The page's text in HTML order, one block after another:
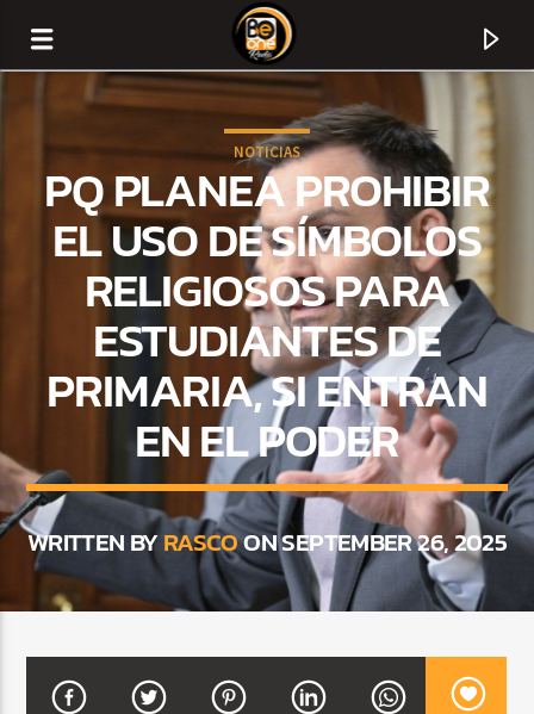
CURRENT TRACK
TITLE
ARTIST
BACHATA PARA EL CAMINO
5:00 PM 7:00 PM
NOTICIAS
PQ PLANEA PROHIBIR
EL USO DE SÍMBOLOS
RELIGIOSOS PARA
ESTUDIANTES DE
PRIMARIA, SI ENTRAN
EN EL PODER
WRITTEN BYRASCOON SEPTEMBER 26, 2025